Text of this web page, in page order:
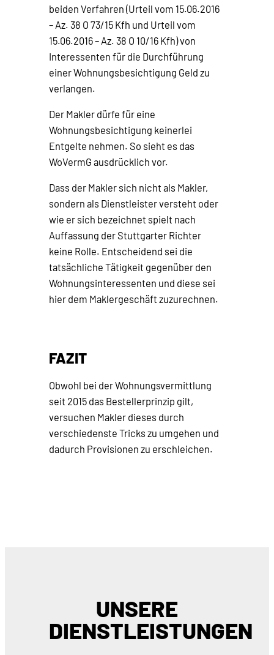
beiden Verfahren (Urteil vom 15.06.2016
– Az. 38 O 73/15 Kfh und Urteil vom
15.06.2016 – Az. 38 O 10/16 Kfh) von
Interessenten für die Durchführung
einer Wohnungsbesichtigung Geld zu
verlangen.
Der Makler dürfe für eine
Wohnungsbesichtigung keinerlei
Entgelte nehmen. So sieht es das
WoVermG ausdrücklich vor.
Dass der Makler sich nicht als Makler,
sondern als Dienstleister versteht oder
wie er sich bezeichnet spielt nach
Auffassung der Stuttgarter Richter
keine Rolle. Entscheidend sei die
tatsächliche Tätigkeit gegenüber den
Wohnungsinteressenten und diese sei
hier dem Maklergeschäft zuzurechnen.
FAZIT
Obwohl bei der Wohnungsvermittlung
seit 2015 das Bestellerprinzip gilt,
versuchen Makler dieses durch
verschiedenste Tricks zu umgehen und
dadurch Provisionen zu erschleichen.
UNSERE
DIENSTLEISTUNGEN